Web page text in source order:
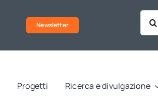
Newsletter
Cerca
per:
Progetti Ricerca e divulgazione